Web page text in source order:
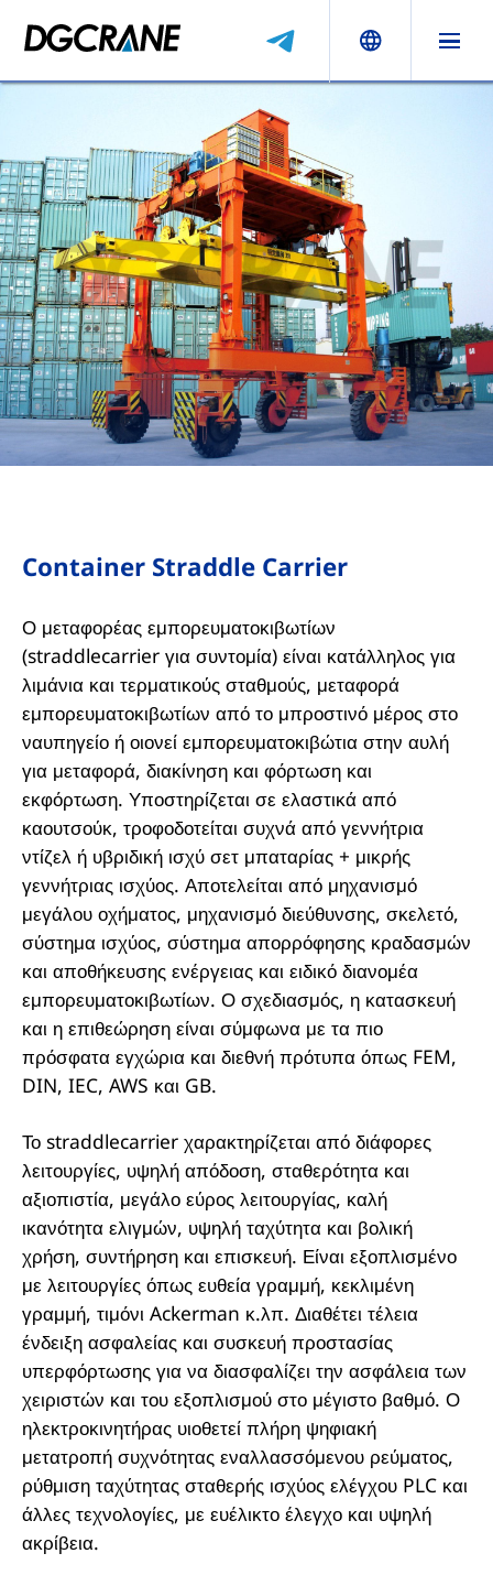
Container Straddle Carrier
Ο μεταφορέας εμπορευματοκιβωτίων
(straddlecarrier για συντομία) είναι κατάλληλος για
λιμάνια και τερματικούς σταθμούς, μεταφορά
εμπορευματοκιβωτίων από το μπροστινό μέρος στο
ναυπηγείο ή οιονεί εμπορευματοκιβώτια στην αυλή
για μεταφορά, διακίνηση και φόρτωση και
εκφόρτωση. Υποστηρίζεται σε ελαστικά από
καουτσούκ, τροφοδοτείται συχνά από γεννήτρια
ντίζελ ή υβριδική ισχύ σετ μπαταρίας + μικρής
γεννήτριας ισχύος. Αποτελείται από μηχανισμό
μεγάλου οχήματος, μηχανισμό διεύθυνσης, σκελετό,
σύστημα ισχύος, σύστημα απορρόφησης κραδασμών
και αποθήκευσης ενέργειας και ειδικό διανομέα
εμπορευματοκιβωτίων. Ο σχεδιασμός, η κατασκευή
και η επιθεώρηση είναι σύμφωνα με τα πιο
πρόσφατα εγχώρια και διεθνή πρότυπα όπως FEM,
DIN, IEC, AWS και GB.
Το straddlecarrier χαρακτηρίζεται από διάφορες
λειτουργίες, υψηλή απόδοση, σταθερότητα και
αξιοπιστία, μεγάλο εύρος λειτουργίας, καλή
ικανότητα ελιγμών, υψηλή ταχύτητα και βολική
χρήση, συντήρηση και επισκευή. Είναι εξοπλισμένο
με λειτουργίες όπως ευθεία γραμμή, κεκλιμένη
γραμμή, τιμόνι Ackerman κ.λπ. Διαθέτει τέλεια
ένδειξη ασφαλείας και συσκευή προστασίας
υπερφόρτωσης για να διασφαλίζει την ασφάλεια των
χειριστών και του εξοπλισμού στο μέγιστο βαθμό. Ο
ηλεκτροκινητήρας υιοθετεί πλήρη ψηφιακή
μετατροπή συχνότητας εναλλασσόμενου ρεύματος,
ρύθμιση ταχύτητας σταθερής ισχύος ελέγχου PLC και
άλλες τεχνολογίες, με ευέλικτο έλεγχο και υψηλή
ακρίβεια.